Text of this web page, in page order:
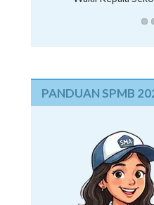
PANDUAN SPMB